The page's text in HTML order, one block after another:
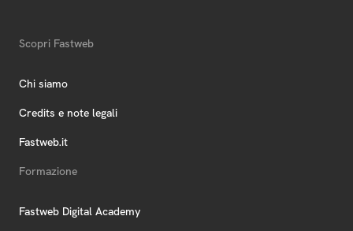
Scopri Fastweb
Chi siamo
Credits e note legali
Fastweb.it
Formazione
Fastweb Digital Academy